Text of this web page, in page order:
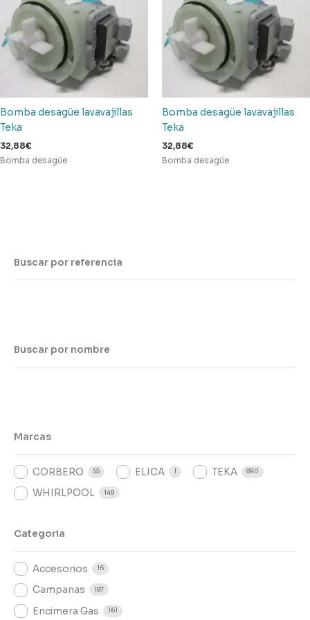
Buscar por referencia
Buscar por nombre
Marcas
CORBERO 55 ELICA 1 TEKA 890
WHIRLPOOL 149
Categoria
Accesorios 16
Campanas 187
Encimera Gas 161
Bomba desagüe lavavajillas
Teka
32,88€
Bomba desagüe
Bomba desagüe lavavajillas
Teka
32,88€
Bomba desagüe